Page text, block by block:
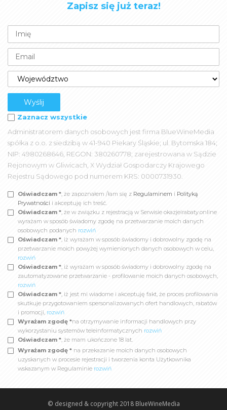
Zapisz się już teraz!
Zaznacz wszystkie
Administratorem danych osobowych jest firma BlueWineMedia
spółka z o.o. z siedzibą w 41-940 Piekary Śląskie; ul. Bytomska 184;
NIP: 4980268646, REGON: 380260778; zarejestrowana w Sądzie
Rejonowym w Gliwicach, X Wydział Gospodarczy Krajowego
Rejestru Sądowego pod numerem KRS: 0000731930.
Oświadczam *, że zapoznałem /łam się z Regulaminem i Polityką
Prywatności i akceptuję ich treść.
Oświadczam *, że w związku z rejestracją w Serwisie okazjeirabaty.online
wyrażam w sposób świadomy zgodę na przetwarzanie moich danych
osobowych podanych rozwiń
Oświadczam *, iż wyrażam w sposób świadomy i dobrowolny zgodę na
przetwarzanie moich powyżej wymienionych danych osobowych w celu,
rozwiń
Oświadczam *, iż wyrażam w sposób świadomy i dobrowolny zgodę na
zautomatyzowane przetwarzanie - profilowanie moich danych osobowych,
rozwiń
Oświadczam *, iż jest mi wiadome i akceptuję fakt, że proces profilowania
skutkuje przygotowaniem spersonalizowanych ofert handlowych, rabatów
i promocji, rozwiń
Wyrażam zgodę *na otrzymywanie informacji handlowych przy
wykorzystaniu systemów teleinformatycznych rozwiń
Oświadczam *, że mam ukończone 18 lat.
Wyrażam zgodę * na przekazanie moich danych osobowych
uzyskanych w procesie rejestracji i tworzenia konta Użytkownika
wskazanym w Regulaminie rozwiń
© designed & copyright 2018 BlueWineMedia